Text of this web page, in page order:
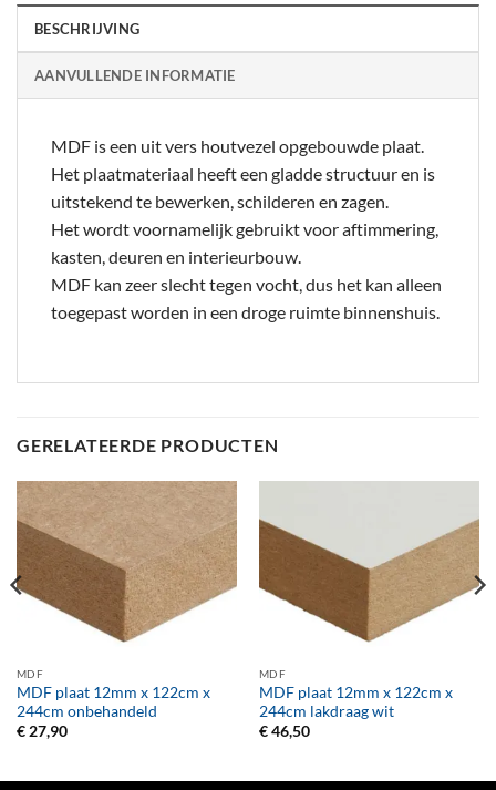
BESCHRIJVING
AANVULLENDE INFORMATIE
MDF is een uit vers houtvezel opgebouwde plaat.
Het plaatmateriaal heeft een gladde structuur en is
uitstekend te bewerken, schilderen en zagen.
Het wordt voornamelijk gebruikt voor aftimmering,
kasten, deuren en interieurbouw.
MDF kan zeer slecht tegen vocht, dus het kan alleen
toegepast worden in een droge ruimte binnenshuis.
GERELATEERDE PRODUCTEN
MDF
MDF plaat 12mm x 122cm x
244cm onbehandeld
€27,90
MDF
MDF plaat 12mm x 122cm x
244cm lakdraag wit
€46,50